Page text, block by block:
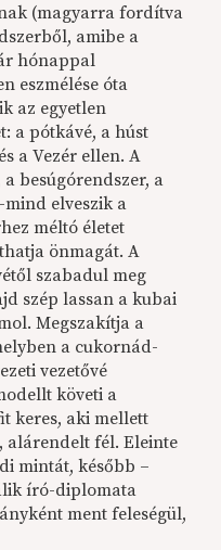
(magyarra fordítva
amibe a
hónappal
eszmélése óta
az egyetlen
a pótkávé, a húst
a Vezér ellen. A
besúgórendszer, a
elveszik a
méltó életet
önmagát. A
szabadul meg
szép lassan a kubai
Megszakítja a
a cukornád-
vezetővé
követi a
keres, aki mellett
alárendelt fél. Eleinte
mintát, később –
író-diplomata
ment feleségül,